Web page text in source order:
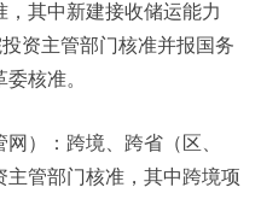
其中新建接收储运能力
资主管部门核准并报国务
核准。
）：跨境、跨省（区、
管部门核准，其中跨境项